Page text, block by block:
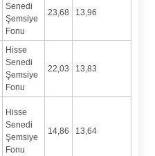
Senedi
Şemsiye
Fonu
23,68 13,96
Hisse
Senedi
Şemsiye
Fonu
22,03 13,83
Hisse
Senedi
Şemsiye
Fonu
14,86 13,64